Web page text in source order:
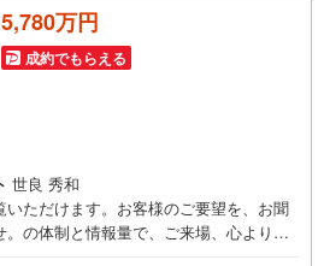
5,780万円
成約でもらえる
世良 秀和
いただけます。お客様のご要望を、お聞
。の体制と情報量で、ご来場、心よりお